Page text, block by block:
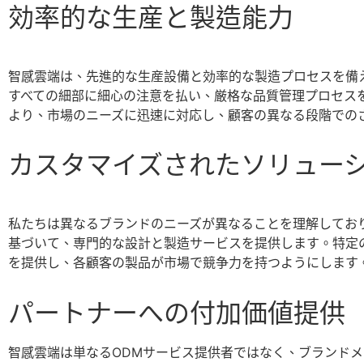
効率的な生産と製造能力
智感雲端は、先進的な生産設備と効率的な製造プロセスを
すべての細部に細心の注意を払い、厳格な品質管理プロセ
より、市場のニーズに迅速に対応し、顧客の異なる段階で
カスタマイズされたソリュー
私たちは異なるブランドのニーズが異なることを理解して
基づいて、専門的な設計と製造サービスを提供します。特
を提供し、各顧客の製品が市場で競争力を持つようにします
パートナーへの付加価値提供
智感雲端は単なるODMサービス提供者ではなく、ブランド